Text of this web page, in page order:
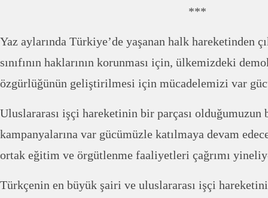
***
Yaz aylarında Türkiye’de yaşanan halk hareketinden
sınıfının haklarının korunması için, ülkemizdeki
özgürlüğünün geliştirilmesi için mücadelemizi var
Uluslararası işçi hareketinin bir parçası
kampanyalarına var gücümüzle katılmaya devam
ortak eğitim ve örgütlenme faaliyetleri çağrımı
Türkçenin en büyük şairi ve uluslararası işçi